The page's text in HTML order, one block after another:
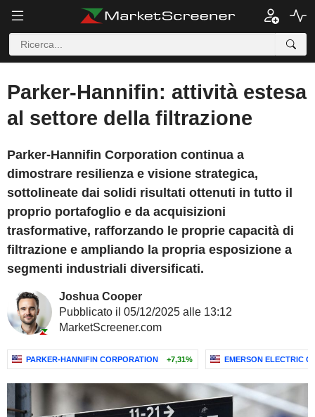
Parker-Hannifin: attività estesa
al settore della filtrazione
Parker-Hannifin Corporation continua a
dimostrare resilienza e visione strategica,
sottolineate dai solidi risultati ottenuti in tutto il
proprio portafoglio e da acquisizioni
trasformative, rafforzando le proprie capacità di
filtrazione e ampliando la propria esposizione a
segmenti industriali diversificati.
Joshua Cooper
Pubblicato il 05/12/2025 alle 13:12
MarketScreener.com
PARKER-HANNIFIN CORPORATION +7,31% EMERSON ELECTRIC